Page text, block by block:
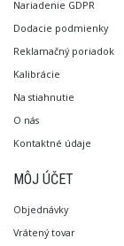
Nariadenie GDPR
Dodacie podmienky
Reklamačný poriadok
Kalibrácie
Na stiahnutie
O nás
Kontaktné údaje
MÔJ ÚČET
Objednávky
Vrátený tovar